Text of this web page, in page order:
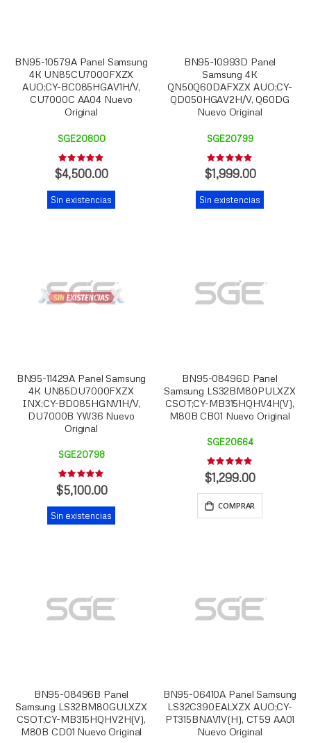
BN95-10579A Panel Samsung
4K UN85CU7000FXZX
AUO;CY-BC085HGAV1H/V,
CU7000C AA04 Nuevo
Original
SGE20800
Rating:
0%
$4,500.00
Sin existencias
BN95-10993D Panel
Samsung 4K
QN50Q60DAFXZX AUO;CY-
QD050HGAV2H/V, Q60DG
Nuevo Original
SGE20799
Rating:
0%
$1,999.00
Sin existencias
BN95-11429A Panel Samsung
4K UN85DU7000FXZX
INX;CY-BD085HGNV1H/V,
DU7000B YW36 Nuevo
Original
SGE20798
Rating:
0%
$5,100.00
Sin existencias
BN95-08496D Panel
Samsung LS32BM80PULXZX
CSOT;CY-MB315HQHV4H(V),
M80B CB01 Nuevo Original
SGE20664
Rating:
0%
$1,299.00
COMPRAR
BN95-08496B Panel
Samsung LS32BM80GULXZX
CSOT;CY-MB315HQHV2H(V),
M80B CD01 Nuevo Original
BN95-06410A Panel Samsung
LS32C390EALXZX AUO;CY-
PT315BNAV1V(H), CT59 AA01
Nuevo Original